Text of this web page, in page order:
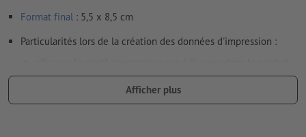
Format final : 5,5 x 8,5 cm
Particularités lors de la création des données d'impression :
d'impression fini, veuillez tenir compte dusens de lecture
dans les données d’impression
Afficher plus